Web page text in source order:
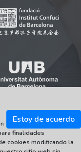
Barcelona
Estoy de acuerdo
finalidades
cookies modificando la